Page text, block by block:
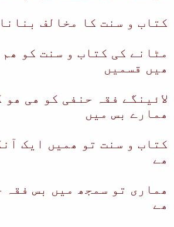
کتاب و سنت کا مخالف
مٹانے کی کتاب و سنت کو
ھیں قسمیں
لائینگے فقہ حنفی کو ھی ھو
ھمارے بس میں
کتاب و سنت تو ھمیں ایک
ھے
ھماری تو سمجھ میں بس فقہ
ھے